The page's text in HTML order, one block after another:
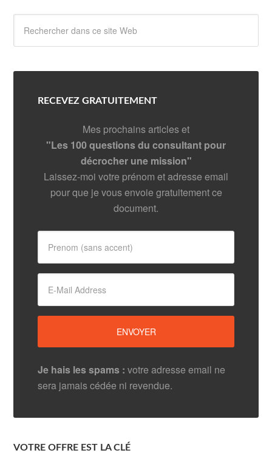
RECEVEZ GRATUITEMENT
Mes prochains articles et
"Les 100 questions du consultant pour
décrocher une mission"
Laissez-moi votre prénom et adresse email
pour que je vous envoie gratuitement ce
document.
Je hais les spams : votre adresse email ne
sera jamais cédée ni revendue.
VOTRE OFFRE EST LA CLÉ